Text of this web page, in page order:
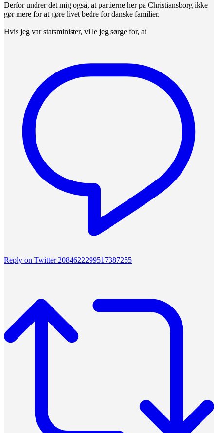
Derfor undrer det mig også, at partierne her på Christiansborg ikke
gør mere for at gøre livet bedre for danske familier.
Hvis jeg var statsminister, ville jeg sørge for, at
Reply on Twitter 2084622299517387255